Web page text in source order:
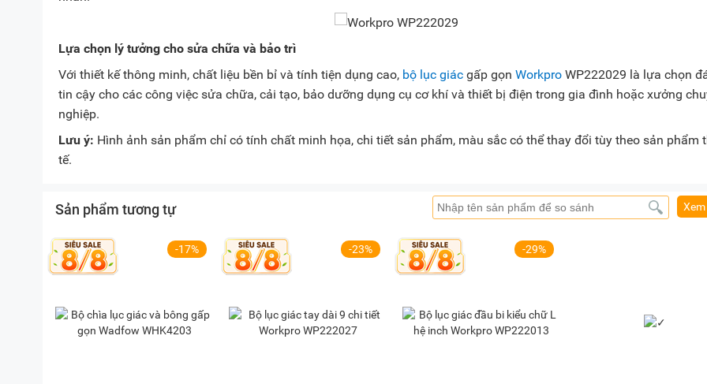
Lựa chọn lý tưởng cho sửa chữa và bảo trì
Với thiết kế thông minh, chất liệu bền bỉ và tính tiện dụng cao, bộ lục giác gấp gọn Workpro WP222029 là lựa chọn
tin cậy cho các công việc sửa chữa, cải tạo, bảo dưỡng dụng cụ cơ khí và thiết bị điện trong gia đình hoặc xưởng
nghiệp.
Lưu ý: Hình ảnh sản phẩm chỉ có tính chất minh họa, chi tiết sản phẩm, màu sắc có thể thay đổi tùy theo sản phẩm
tế.
Sản phẩm tương tự
-17% -23% -29%